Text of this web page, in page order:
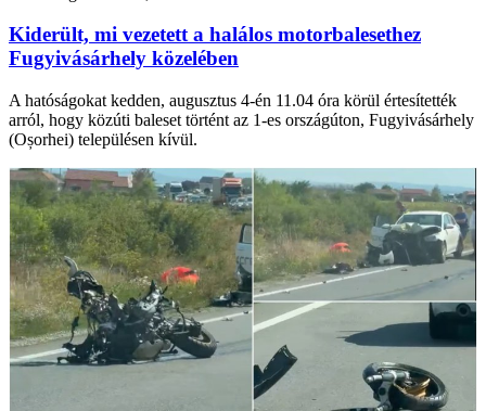
Kiderült, mi vezetett a halálos motorbalesethez
Fugyivásárhely közelében
A hatóságokat kedden, augusztus 4-én 11.04 óra körül értesítették
arról, hogy közúti baleset történt az 1-es országúton, Fugyivásárhely
(Oșorhei) településen kívül.